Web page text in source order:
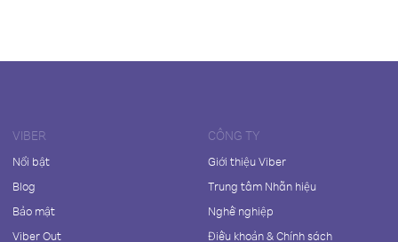
VIBER
Nổi bật
Blog
Bảo mật
Viber Out
CÔNG TY
Giới thiệu Viber
Trung tâm Nhãn hiệu
Nghề nghiệp
Điều khoản & Chính sách